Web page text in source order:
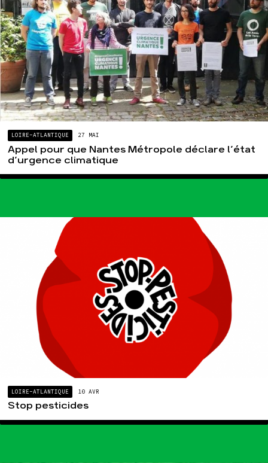
LOIRE-ATLANTIQUE 27 MAI
Appel pour que Nantes Métropole déclare l’état
d’urgence climatique
LOIRE-ATLANTIQUE 10 AVR
Stop pesticides